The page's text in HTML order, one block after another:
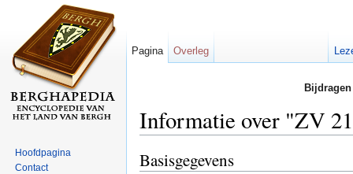
Informatie over "ZV
Basisgegevens
Pagina Overleg
Hoofdpagina
Contact